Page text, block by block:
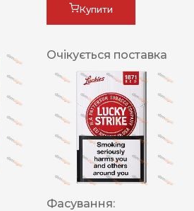
Купити
Очікується поставка
Фасування: